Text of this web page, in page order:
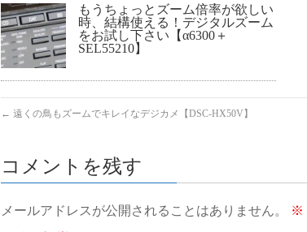
もうちょっとズーム倍率が欲しい
時、結構使える！デジタルズーム
をお試し下さい【α6300＋
SEL55210】
← 遠くの鳥もズームでキレイなデジカメ【DSC-HX50V】
コメントを残す
メールアドレスが公開されることはありません。 ※